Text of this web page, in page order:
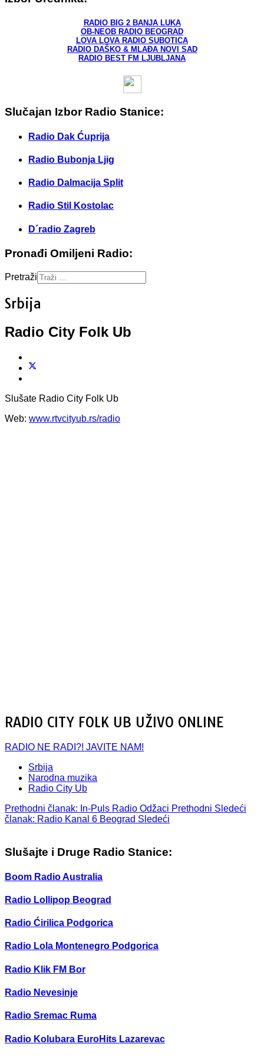
RADIO BIG 2 BANJA LUKA
OB-NEOB RADIO BEOGRAD
LOVA LOVA RADIO SUBOTICA
RADIO DAŠKO & MLAĐA NOVI SAD
RADIO BEST FM LJUBLJANA
Slučajan Izbor Radio Stanice:
Radio Dak Ćuprija
Radio Bubonja Ljig
Radio Dalmacija Split
Radio Stil Kostolac
D´radio Zagreb
Pronađi Omiljeni Radio:
Pretraži
Srbija
Radio City Folk Ub
Slušate Radio City Folk Ub
Web: www.rtvcityub.rs/radio
RADIO CITY FOLK UB UŽIVO ONLINE
RADIO NE RADI?! JAVITE NAM!
Srbija
Narodna muzika
Radio City Ub
Prethodni članak: In-Puls Radio Odžaci Prethodni Sledeći
članak: Radio Kanal 6 Beograd Sledeći
Slušajte i Druge Radio Stanice:
Boom Radio Australia
Radio Lollipop Beograd
Radio Ćirilica Podgorica
Radio Lola Montenegro Podgorica
Radio Klik FM Bor
Radio Nevesinje
Radio Sremac Ruma
Radio Kolubara EuroHits Lazarevac